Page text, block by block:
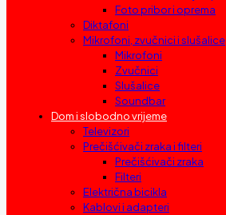
Foto pribor i oprema
Diktafoni
Mikrofoni, zvučnici i slušalice
Mikrofoni
Zvučnici
Slušalice
Soundbar
Dom i slobodno vrijeme
Televizori
Prečišćivači zraka i filteri
Prečišćivači zraka
Filteri
Električna bicikla
Kablovi i adapteri